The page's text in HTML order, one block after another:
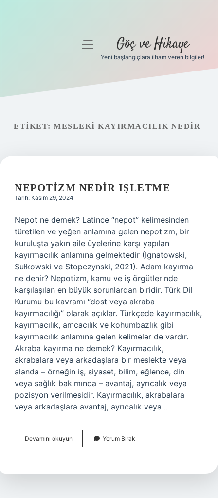
Gizlilik Politikası
menüyü
Göç ve Hikaye
Yeni başlangıçlara ilham veren bilgiler!
ETIKET: MESLEKI KAYIRMACILIK NEDIR
NEPOTIZM NEDIR IŞLETME
Tarih: Kasım 29, 2024
Nepot ne demek? Latince “nepot” kelimesinden
türetilen ve yeğen anlamına gelen nepotizm, bir
kuruluşta yakın aile üyelerine karşı yapılan
kayırmacılık anlamına gelmektedir (Ignatowski,
Sułkowski ve Stopczynski, 2021). Adam kayırma
ne denir? Nepotizm, kamu ve iş örgütlerinde
karşılaşılan en büyük sorunlardan biridir. Türk Dil
Kurumu bu kavramı “dost veya akraba
kayırmacılığı” olarak açıklar. Türkçede kayırmacılık,
kayırmacılık, amcacılık ve kohumbazlık gibi
kayırmacılık anlamına gelen kelimeler de vardır.
Akraba kayırma ne demek? Kayırmacılık,
akrabalara veya arkadaşlara bir meslekte veya
alanda – örneğin iş, siyaset, bilim, eğlence, din
veya sağlık bakımında – avantaj, ayrıcalık veya
pozisyon verilmesidir. Kayırmacılık, akrabalara
veya arkadaşlara avantaj, ayrıcalık veya…
Devamını okuyun Nepotizm
Nedir
Yorum Bırak